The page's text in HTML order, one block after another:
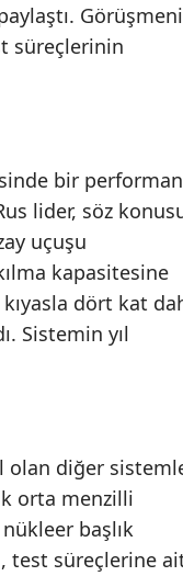
süreçlerinin
bir
lider, söz
uçuşu
kapasitesine
dört kat
Sistemin yıl
olan diğer
orta menzilli
başlık
test süreçlerine